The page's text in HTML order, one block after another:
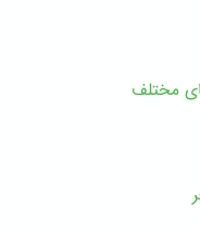
مختلف